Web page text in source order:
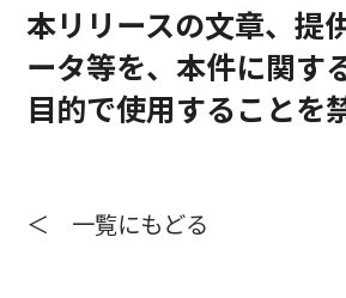
本リリースの文章、提
ータ等を、本件に関す
目的で使用することを
＜ 一覧にもどる